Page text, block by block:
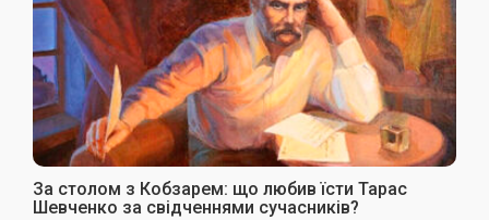
За столом з Кобзарем: що любив їсти Тарас
Шевченко за свідченнями сучасників?